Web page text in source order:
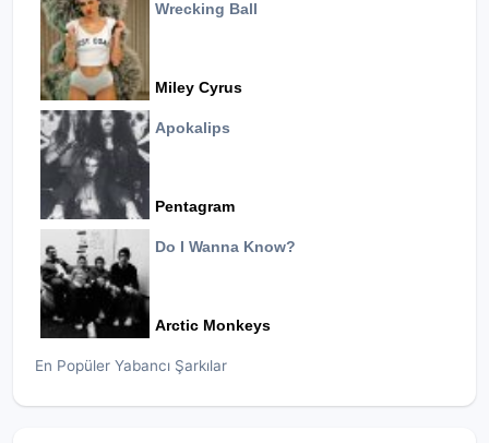
Wrecking Ball
Miley Cyrus
Apokalips
Pentagram
Do I Wanna Know?
Arctic Monkeys
En Popüler Yabancı Şarkılar